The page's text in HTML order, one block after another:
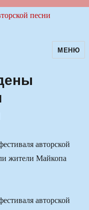
авторскойМЕНЮ
авторской
жители Майкопа
авторской